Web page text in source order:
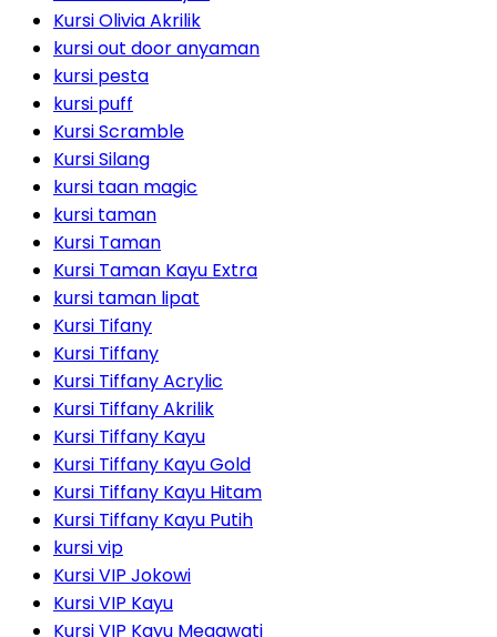
Kursi Olivia Akrilik
kursi out door anyaman
kursi pesta
kursi puff
Kursi Scramble
Kursi Silang
kursi taan magic
kursi taman
Kursi Taman
Kursi Taman Kayu Extra
kursi taman lipat
Kursi Tifany
Kursi Tiffany
Kursi Tiffany Acrylic
Kursi Tiffany Akrilik
Kursi Tiffany Kayu
Kursi Tiffany Kayu Gold
Kursi Tiffany Kayu Hitam
Kursi Tiffany Kayu Putih
kursi vip
Kursi VIP Jokowi
Kursi VIP Kayu
Kursi VIP Kayu Megawati